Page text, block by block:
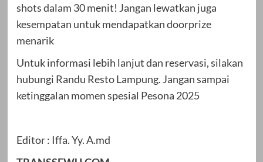
shots dalam 30 menit! Jangan lewatkan juga
kesempatan untuk mendapatkan doorprize
menarik
Untuk informasi lebih lanjut dan reservasi, silakan
hubungi Randu Resto Lampung. Jangan sampai
ketinggalan momen spesial Pesona 2025
Editor : Iffa. Yy. A.md